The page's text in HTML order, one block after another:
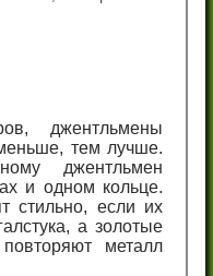
джентльмены
тем лучше.
джентльмен
и одном кольце.
стильно, если их
а золотые
металл